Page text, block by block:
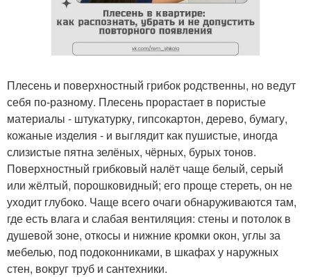
Плесень и поверхностный грибок родственны, но ведут
себя по-разному. Плесень прорастает в пористые
материалы - штукатурку, гипсокартон, дерево, бумагу,
кожаные изделия - и выглядит как пушистые, иногда
слизистые пятна зелёных, чёрных, бурых тонов.
Поверхностный грибковый налёт чаще белый, серый
или жёлтый, порошковидный; его проще стереть, он не
уходит глубоко. Чаще всего очаги обнаруживаются там,
где есть влага и слабая вентиляция: стены и потолок в
душевой зоне, откосы и нижние кромки окон, углы за
мебелью, под подоконниками, в шкафах у наружных
стен, вокруг труб и сантехники.